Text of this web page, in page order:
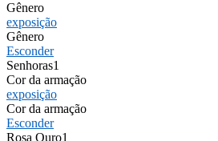
Gênero
exposição
Gênero
Esconder
Senhoras1
Cor da armação
exposição
Cor da armação
Esconder
Rosa Ouro1